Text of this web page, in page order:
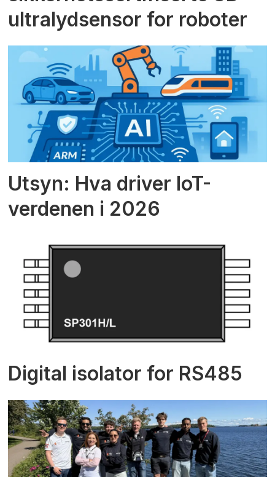
ultralydsensor for roboter
Utsyn: Hva driver IoT-
verdenen i 2026
Digital isolator for RS485